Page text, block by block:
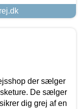
der sælger
De sælger
dig grej af en